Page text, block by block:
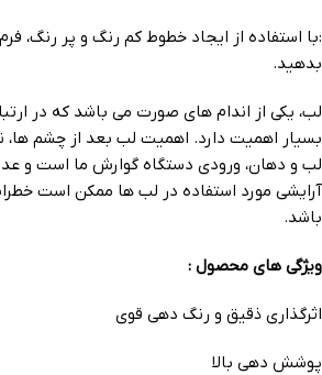
:با استفاده از ایجاد خطوط کم رنگ و پر رنگ،
بدهید.
لب، یکی از اندام های صورت می باشد که در
بسیار اهمیت دارد. اهمیت لب بعد از چشم ها،
لب و دهان، ورودی دستگاه گوارش ما است و
آرایشی مورد استفاده در لب ها ممکن است
باشد.
ویژگی های محصول :
اثرگذاری ذقیق و رنگ دهی قوی
پوشش دهی بالا